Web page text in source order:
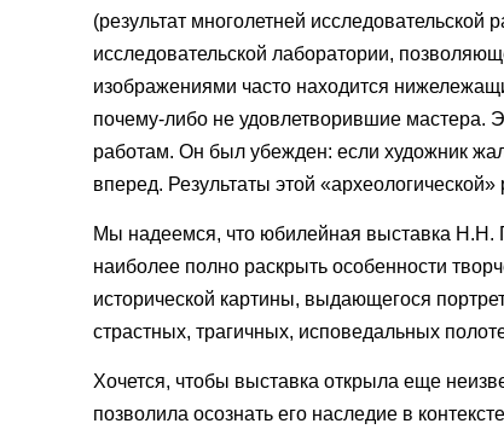
(результат многолетней исследовательской
исследовательской лаборатории,
изображениями часто находится
почему-либо не удовлетворившие мастера.
работам. Он был убежден: если художник
вперед. Результаты этой
Мы надеемся, что юбилейная выставка Н.Н.
наиболее полно раскрыть особенности
исторической картины, выдающегося
страстных, трагичных, исповедальных
Хочется, чтобы выставка открыла еще
позволила осознать его наследие в